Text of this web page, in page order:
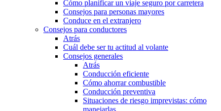
Cómo planificar un viaje seguro por carretera
Consejos para personas mayores
Conduce en el extranjero
Consejos para conductores
Atrás
Cuál debe ser tu actitud al volante
Consejos generales
Atrás
Conducción eficiente
Cómo ahorrar combustible
Conducción preventiva
Situaciones de riesgo imprevistas: cómo